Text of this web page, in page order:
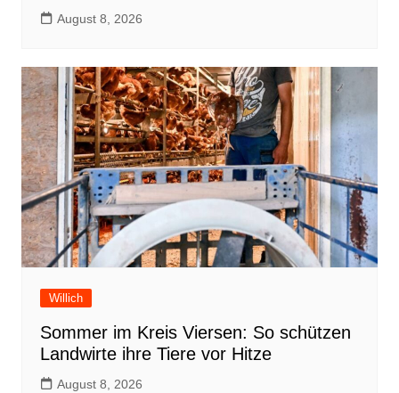
August 8, 2026
Willich
Sommer im Kreis Viersen: So schützen
Landwirte ihre Tiere vor Hitze
August 8, 2026